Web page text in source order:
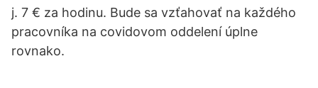
j. 7 € za hodinu. Bude sa vzťahovať na každého
pracovníka na covidovom oddelení úplne
rovnako.